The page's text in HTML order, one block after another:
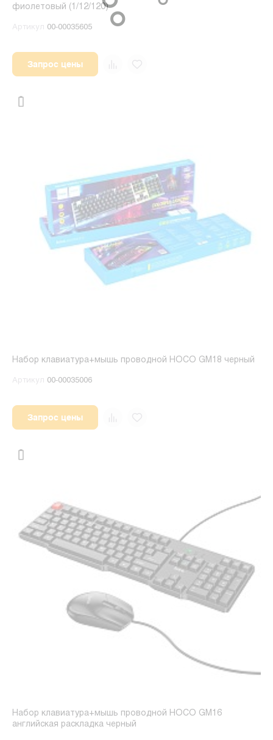
фиолетовый (1/12/120)
Артикул 00-00035605
Запрос цены
Набор клавиатура+мышь проводной HOCO GM18 черный
Артикул 00-00035006
Запрос цены
Набор клавиатура+мышь проводной HOCO GM16
английская раскладка черный